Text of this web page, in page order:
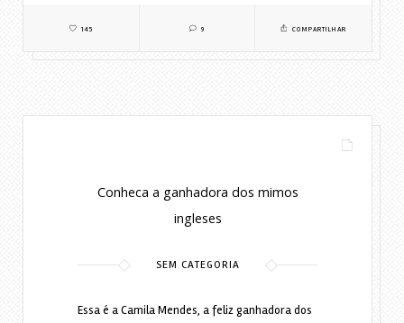
145 9 COMPARTILHAR
Conheca a ganhadora dos mimos
ingleses
SEM CATEGORIA
Essa é a Camila Mendes, a feliz ganhadora dos